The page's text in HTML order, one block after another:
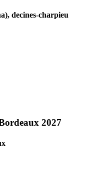
decines-charpieu
2027